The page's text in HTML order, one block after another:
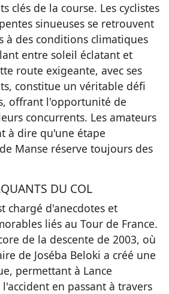
clés de la course. Les cyclistes
sinueuses se retrouvent
à des conditions climatiques
entre soleil éclatant et
route exigeante, avec ses
constitue un véritable défi
offrant l'opportunité de
concurrents. Les amateurs
à dire qu'une étape
Manse réserve toujours des
DU COL
chargé d'anecdotes et
liés au Tour de France.
de la descente de 2003, où
de Joséba Beloki a créé une
permettant à Lance
en passant à travers